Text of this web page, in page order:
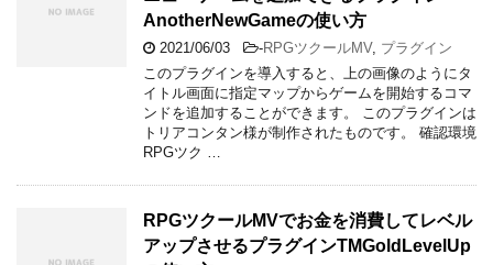
AnotherNewGameの使い方
2021/06/03 -RPGツクールMV, プラグイン
このプラグインを導入すると、上の画像のようにタ
イトル画面に指定マップからゲームを開始するコマ
ンドを追加することができます。 このプラグインは
トリアコンタン様が制作されたものです。 確認環境
RPGツク …
RPGツクールMVでお金を消費してレベル
アップさせるプラグインTMGoldLevelUp